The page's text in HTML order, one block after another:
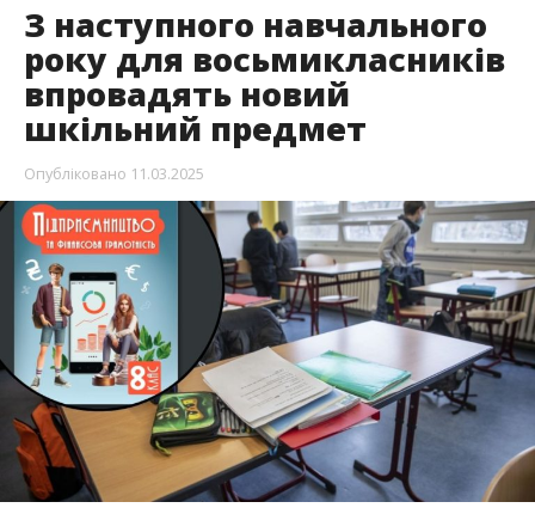
З наступного навчального
року для восьмикласників
впровадять новий
шкільний предмет
Опубліковано 11.03.2025